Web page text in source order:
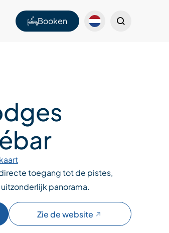
Booken
toegang tot de pistes,
panorama.
Zie de website